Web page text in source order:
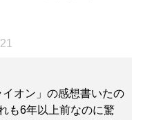
オン」の感想書いたの
も6年以上前なのに驚